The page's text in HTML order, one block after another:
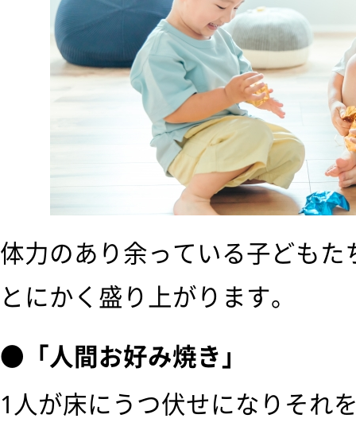
体力のあり余っている子どもた
とにかく盛り上がります。
●「人間お好み焼き」
1人が床にうつ伏せになりそれ